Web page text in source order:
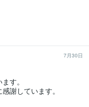
7月30日
す。
謝しています。